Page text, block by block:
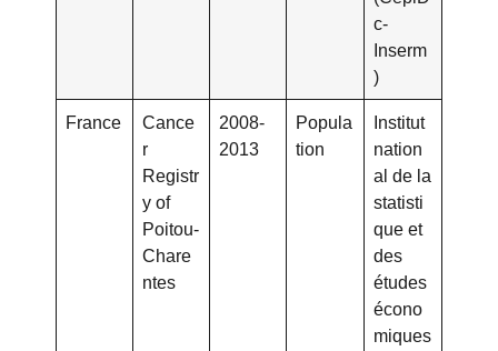
c-
Inserm
)
France
Cance
r
Registr
y of
Poitou-
Chare
ntes
2008-
2013
Popula
tion
Institut
nation
al de la
statisti
que et
des
études
écono
miques